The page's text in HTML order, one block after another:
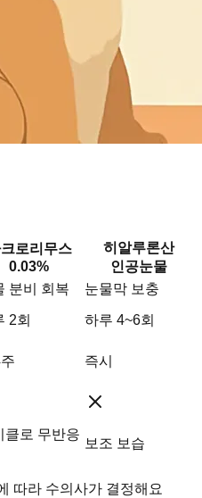
로리무스
0.03%
히알루론산
인공눈물
분비 회복
눈물막 보충
2회 하루 4~6회
즉시
클로 무반응
보조 보습
따라 수의사가 결정해요